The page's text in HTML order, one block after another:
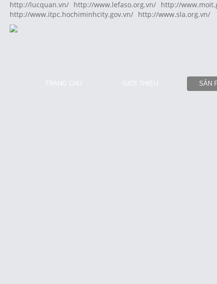
http://lucquan.vn/ http://www.lefaso.org.vn/ http://
http://www.itpc.hochiminhcity.gov.vn/ http://www.sla.org.vn/
TRANG CHỦ GIỚI THIỆU SẢN